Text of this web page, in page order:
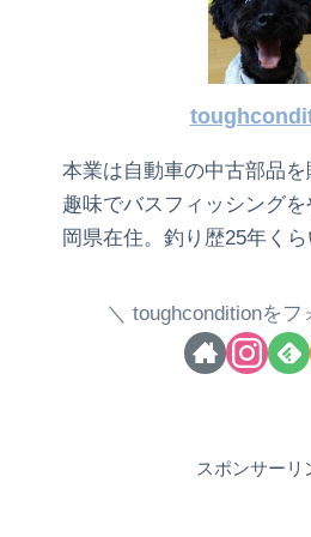
本業は自動車の中古部品を
趣味でバスフィッシング
岡県在住。釣り歴25年く
toughconditionをフ
スポンサーリ